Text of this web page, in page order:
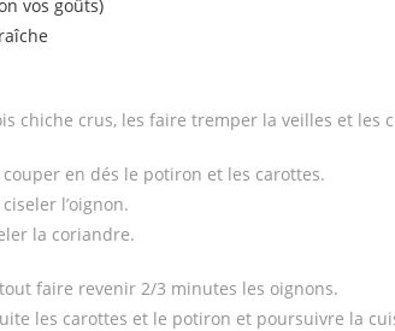
vos goûts)
chiche crus, les faire tremper la veilles et les
en dés le potiron et les carottes.
l’oignon.
la coriandre.
faire revenir 2/3 minutes les oignons.
les carottes et le potiron et poursuivre la